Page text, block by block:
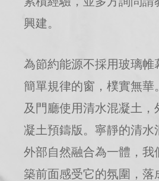
興建。
為節約能源不採用玻璃帷
簡單規律的窗，樸實無華
及門廳使用清水混凝土，
凝土預鑄版。寧靜的清水
外部自然融合為一體，我
築前面感受它的氛圍，落